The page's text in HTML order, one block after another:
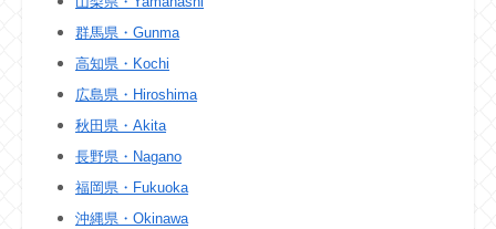
群馬県・Gunma
高知県・Kochi
広島県・Hiroshima
秋田県・Akita
長野県・Nagano
福岡県・Fukuoka
沖縄県・Okinawa